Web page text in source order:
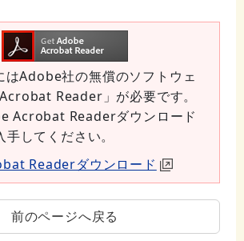
はAdobe社の無償のソフトウェ
Reader」が必要です。
Acrobat Readerダウンロード
してください。
Readerダウンロード
前のページへ戻る